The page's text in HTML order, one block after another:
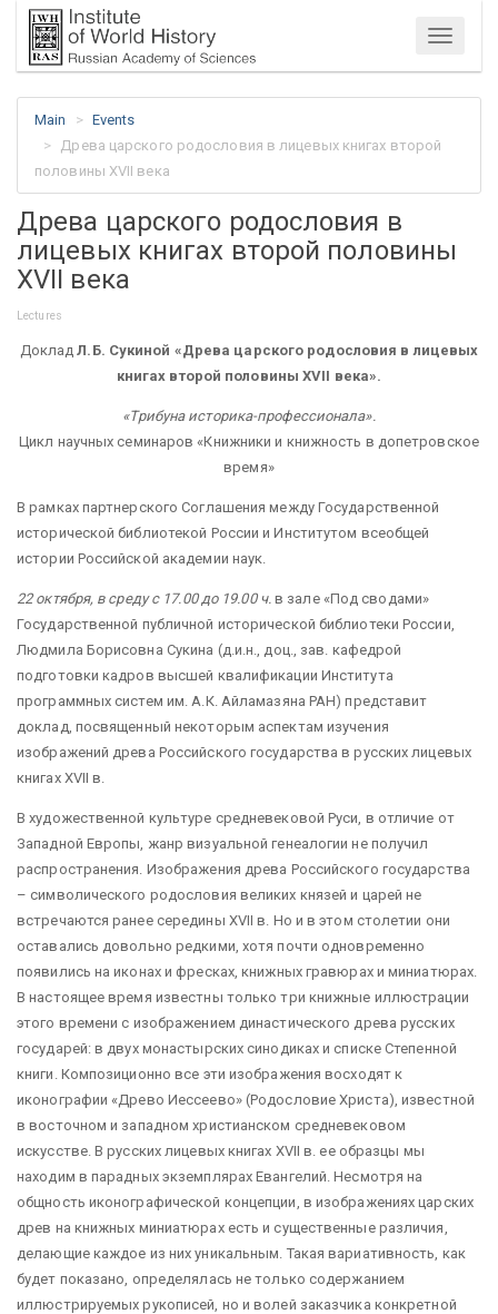
Menu
Main
Events
Древа царского родословия в лицевых книгах второй
половины XVII века
Древа царского родословия в
лицевых книгах второй половины
XVII века
Lectures
ДокладЛ.Б. Сукиной «Древа царского родословия в лицевых
книгах второй половины XVII века».
«Трибуна историка-профессионала».
Цикл научных семинаров «Книжники и книжность в допетровское
время»
В рамках партнерского Соглашения между Государственной
исторической библиотекой России и Институтом всеобщей
истории Российской академии наук.
22 октября, в среду с 17.00 до 19.00 ч.в зале «Под сводами»
Государственной публичной исторической библиотеки России,
Людмила Борисовна Сукина (д.и.н., доц., зав. кафедрой
подготовки кадров высшей квалификации Института
программных систем им. А.К. Айламазяна РАН) представит
доклад, посвященный некоторым аспектам изучения
изображений древа Российского государства в русских лицевых
книгах XVII в.
В художественной культуре средневековой Руси, в отличие от
Западной Европы, жанр визуальной генеалогии не получил
распространения. Изображения древа Российского государства
– символического родословия великих князей и царей не
встречаются ранее середины XVII в. Но и в этом столетии они
оставались довольно редкими, хотя почти одновременно
появились на иконах и фресках, книжных гравюрах и миниатюрах.
В настоящее время известны только три книжные иллюстрации
этого времени с изображением династического древа русских
государей: в двух монастырских синодиках и списке Степенной
книги. Композиционно все эти изображения восходят к
иконографии «Древо Иессеево» (Родословие Христа), известной
в восточном и западном христианском средневековом
искусстве. В русских лицевых книгах XVII в. ее образцы мы
находим в парадных экземплярах Евангелий. Несмотря на
общность иконографической концепции, в изображениях царских
древ на книжных миниатюрах есть и существенные различия,
делающие каждое из них уникальным. Такая вариативность, как
будет показано, определялась не только содержанием
иллюстрируемых рукописей, но и волей заказчика конкретной